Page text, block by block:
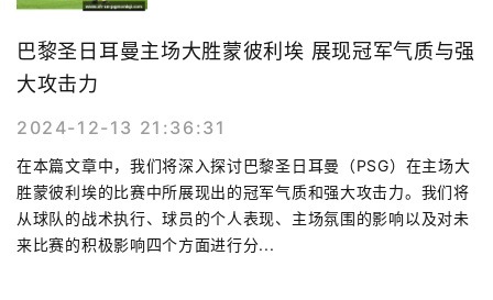
巴黎圣日耳曼主场大胜蒙彼利埃 展现冠军气质与强
大攻击力
2024-12-13 21:36:31
在本篇文章中，我们将深入探讨巴黎圣日耳曼（PSG）在主场大
胜蒙彼利埃的比赛中所展现出的冠军气质和强大攻击力。我们将
从球队的战术执行、球员的个人表现、主场氛围的影响以及对未
来比赛的积极影响四个方面进行分...